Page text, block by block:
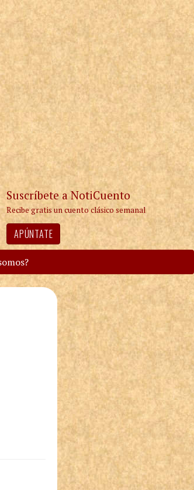
Suscríbete a NotiCuento
Recibe gratis un cuento clásico semanal
APÚNTATE